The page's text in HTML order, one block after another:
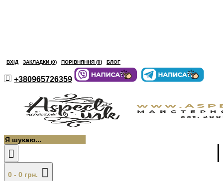
ВХІД ЗАКЛАДКИ (0) ПОРІВНЯННЯ (0) БЛОГ
+380965726359
0 - 0 грн.